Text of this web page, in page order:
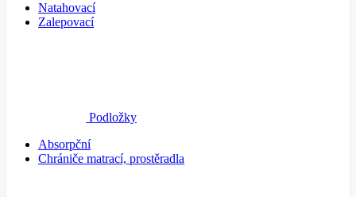
Natahovací
Zalepovací
Podložky
Absorpční
Chrániče matrací, prostěradla